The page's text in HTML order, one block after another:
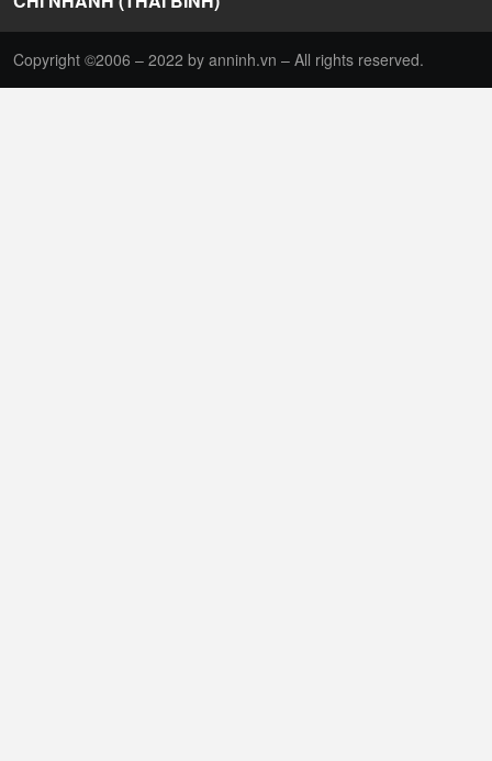
Copyright ©2006 – 2022 by anninh.vn – All rights reserved.